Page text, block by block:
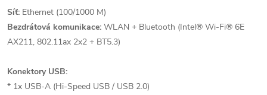
Síť: Ethernet (100/1000 M)
Bezdrátová komunikace: WLAN + Bluetooth (Intel® Wi-Fi® 6E
AX211, 802.11ax 2x2 + BT5.3)
Konektory USB:
* 1x USB-A (Hi-Speed USB / USB 2.0)